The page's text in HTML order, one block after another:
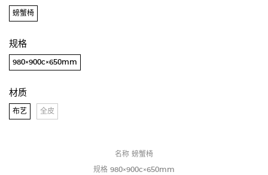
螃蟹椅
规格
980×900c×650mm
材质
布艺 全皮
名称 螃蟹椅
规格 980×900c×650mm